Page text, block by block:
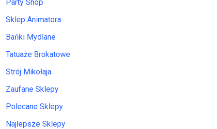
Party Shop
Sklep Animatora
Bańki Mydlane
Tatuaże Brokatowe
Strój Mikołaja
Zaufane Sklepy
Polecane Sklepy
Najlepsze Sklepy